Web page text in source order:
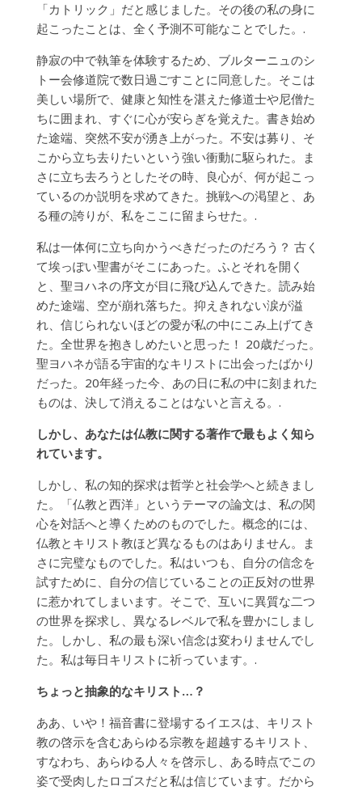
「カトリック」だと感じました。その後の私の身に
起こったことは、全く予測不可能なことでした。.
静寂の中で執筆を体験するため、ブルターニュのシ
トー会修道院で数日過ごすことに同意した。そこは
美しい場所で、健康と知性を湛えた修道士や尼僧た
ちに囲まれ、すぐに心が安らぎを覚えた。書き始め
た途端、突然不安が湧き上がった。不安は募り、そ
こから立ち去りたいという強い衝動に駆られた。ま
さに立ち去ろうとしたその時、良心が、何が起こっ
ているのか説明を求めてきた。挑戦への渇望と、あ
る種の誇りが、私をここに留まらせた。.
私は一体何に立ち向かうべきだったのだろう？ 古く
て埃っぽい聖書がそこにあった。ふとそれを開く
と、聖ヨハネの序文が目に飛び込んできた。読み始
めた途端、空が崩れ落ちた。抑えきれない涙が溢
れ、信じられないほどの愛が私の中にこみ上げてき
た。全世界を抱きしめたいと思った！ 20歳だった。
聖ヨハネが語る宇宙的なキリストに出会ったばかり
だった。20年経った今、あの日に私の中に刻まれた
ものは、決して消えることはないと言える。.
しかし、あなたは仏教に関する著作で最もよく知ら
れています。
しかし、私の知的探求は哲学と社会学へと続きまし
た。「仏教と西洋」というテーマの論文は、私の関
心を対話へと導くためのものでした。概念的には、
仏教とキリスト教ほど異なるものはありません。ま
さに完璧なものでした。私はいつも、自分の信念を
試すために、自分の信じていることの正反対の世界
に惹かれてしまいます。そこで、互いに異質な二つ
の世界を探求し、異なるレベルで私を豊かにしまし
た。しかし、私の最も深い信念は変わりませんでし
た。私は毎日キリストに祈っています。.
ちょっと抽象的なキリスト…？
ああ、いや！福音書に登場するイエスは、キリスト
教の啓示を含むあらゆる宗教を超越するキリスト、
すなわち、あらゆる人々を啓示し、ある時点でこの
姿で受肉したロゴスだと私は信じています。だから